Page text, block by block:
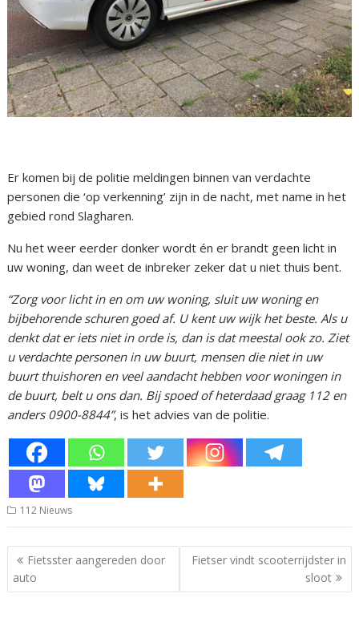
Er komen bij de politie meldingen binnen van verdachte
personen die ‘op verkenning’ zijn in de nacht, met name in het
gebied rond Slagharen.
Nu het weer eerder donker wordt én er brandt geen licht in
uw woning, dan weet de inbreker zeker dat u niet thuis bent.
“Zorg voor licht in en om uw woning, sluit uw woning en
bijbehorende schuren goed af. U kent uw wijk het beste. Als u
denkt dat er iets niet in orde is, dan is dat meestal ook zo. Ziet
u verdachte personen in uw buurt, mensen die niet in uw
buurt thuishoren en veel aandacht hebben voor woningen in
de buurt, belt u ons dan. Bij spoed of heterdaad graag 112 en
anders 0900-8844”, is het advies van de politie.
112 Nieuws
Bericht
navigatie
Fietsster aangereden door
auto
Fietser vindt scooterrijdster in
sloot